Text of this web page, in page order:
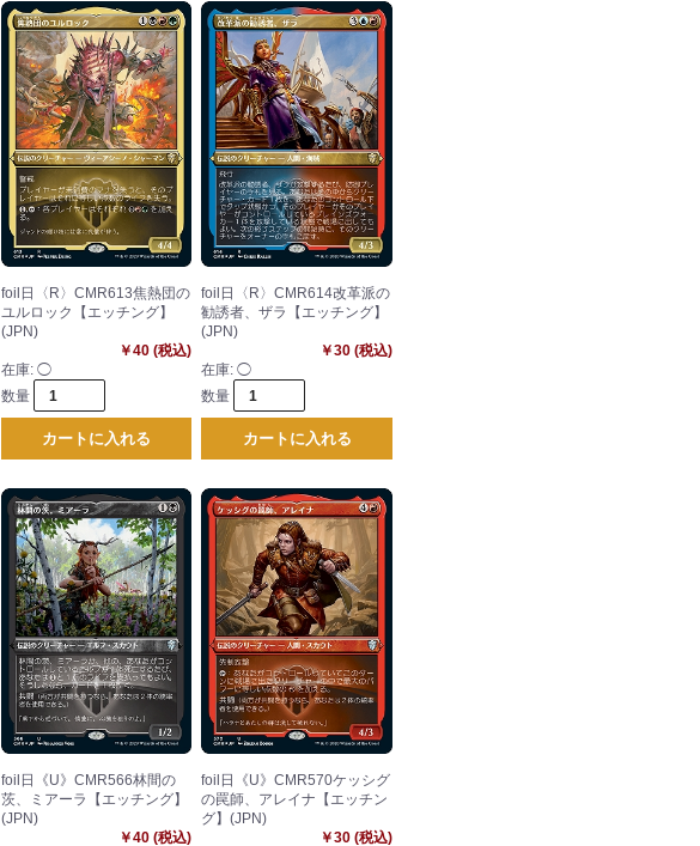
foil日〈R〉CMR613焦熱団の
ユルロック【エッチング】
(JPN)
￥40 (税込)
在庫: ◯
数量
カートに入れる
foil日〈R〉CMR614改革派の
勧誘者、ザラ【エッチング】
(JPN)
￥30 (税込)
在庫:◯
数量
カートに入れる
foil日《U》CMR566林間の
茨、ミアーラ【エッチング】
(JPN)
￥40 (税込)
foil日《U》CMR570ケッシグ
の罠師、アレイナ【エッチン
グ】(JPN)
￥30 (税込)